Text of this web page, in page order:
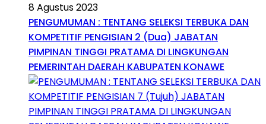
8 Agustus 2023
PENGUMUMAN : TENTANG SELEKSI TERBUKA DAN
KOMPETITIF PENGISIAN 2 (Dua) JABATAN
PIMPINAN TINGGI PRATAMA DI LINGKUNGAN
PEMERINTAH DAERAH KABUPATEN KONAWE